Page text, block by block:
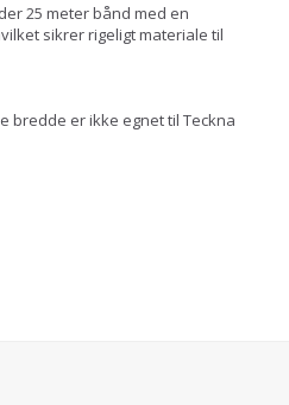
25 meter bånd med en
sikrer rigeligt materiale til
bredde er ikke egnet til Teckna